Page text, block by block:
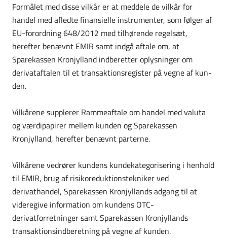
Formålet med disse vilkår er at meddele de vilkår for
handel med afledte finansielle instrumenter, som følger af
EU-forordning 648/2012 med tilhørende regelsæt,
herefter benævnt EMIR samt indgå aftale om, at
Sparekassen Kronjylland indberetter oplysninger om
derivataftalen til et transaktionsregister på vegne af kun­
den.
Vilkårene supplerer Rammeaftale om handel med valuta
og værdipapirer mellem kunden og Sparekassen
Kronjylland, herefter benævnt parterne.
Vilkårene vedrører kundens kundekategorisering i henhold
til EMIR, brug af risikoreduktionstekniker ved
derivathandel, Sparekassen Kronjyllands adgang til at
videregive information om kundens OTC-
derivatforretninger samt Sparekassen Kronjyllands
transaktionsindberetning på vegne af kunden.